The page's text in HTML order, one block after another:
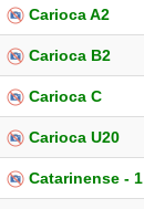
Carioca A2
Carioca B2
Carioca C
Carioca U20
Catarinense - 1